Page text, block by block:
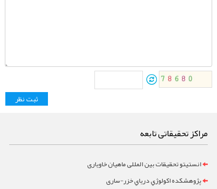
مراکز تحقیقاتی تابعه
انستیتو تحقیقات بین المللی ماهیان خاویاری
پژوهشکده اکولوژي درياي خزر-ساری